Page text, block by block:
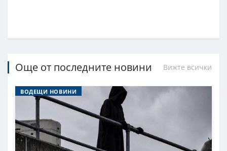
Още от последните новини Вижте всички
ВОДЕЩИ НОВИНИ